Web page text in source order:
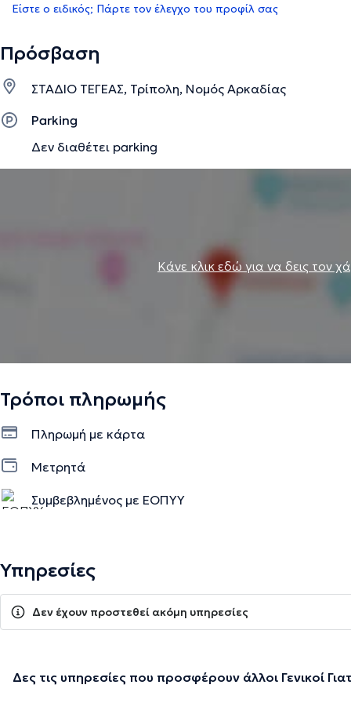
Είστε ο ειδικός; Πάρτε τον έλεγχο του προφίλ σας
Πρόσβαση
ΣΤΑΔΙΟ ΤΕΓΕΑΣ, Τρίπολη, Νομός Αρκαδίας
Parking
Δεν διαθέτει parking
Κάνε κλικ εδώ για να δεις τον
Τρόποι πληρωμής
Πληρωμή με κάρτα
Μετρητά
Συμβεβλημένος με ΕΟΠΥΥ
Υπηρεσίες
Δεν έχουν προστεθεί ακόμη υπηρεσίες
Δες τις υπηρεσίες που προσφέρουν άλλοι Γενικοί